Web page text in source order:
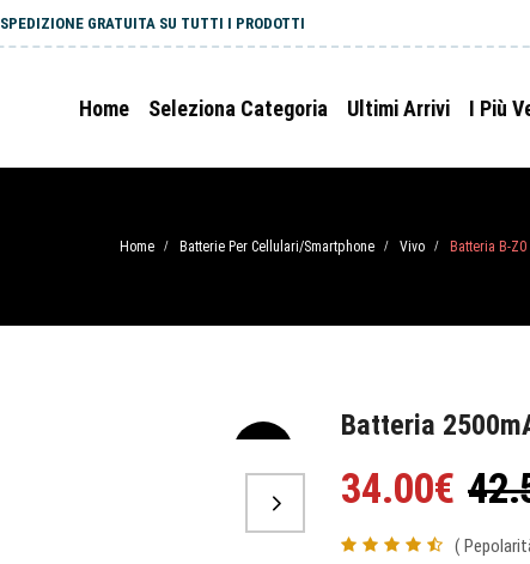
SPEDIZIONE GRATUITA SU TUTTI I PRODOTTI
Home Seleziona Categoria Ultimi Arrivi I Più
Home / Batterie Per Cellulari/Smartphone / Vivo / Batteria B-Z0
Batteria
34.00€
(